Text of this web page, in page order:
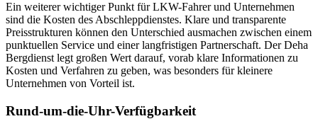
Ein weiterer wichtiger Punkt für LKW-Fahrer und Unternehmen
sind die Kosten des Abschleppdienstes. Klare und transparente
Preisstrukturen können den Unterschied ausmachen zwischen einem
punktuellen Service und einer langfristigen Partnerschaft. Der Deha
Bergdienst legt großen Wert darauf, vorab klare Informationen zu
Kosten und Verfahren zu geben, was besonders für kleinere
Unternehmen von Vorteil ist.
Rund-um-die-Uhr-Verfügbarkeit